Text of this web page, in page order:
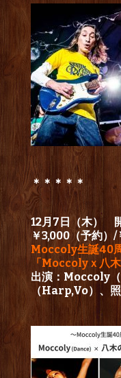
＊＊＊＊＊
12月7日（木）
￥3,000（予約）/
Moccoly生誕40
「Moccolyｘ八
出演：Moccoly
（Harp,Vo）、